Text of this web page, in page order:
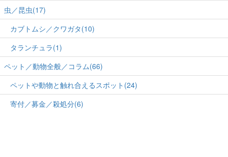
虫／昆虫(17)
カブトムシ／クワガタ(10)
タランチュラ(1)
ペット／動物全般／コラム(66)
ペットや動物と触れ合えるスポット(24)
寄付／募金／殺処分(6)